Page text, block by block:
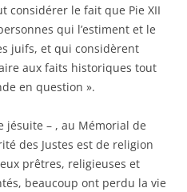
considérer le fait que Pie XII
qui l’estiment et le
juifs, et qui considèrent
aux faits historiques tout
en question ».
jésuite – , au Mémorial de
des Justes est de religion
prêtres, religieuses et
beaucoup ont perdu la vie